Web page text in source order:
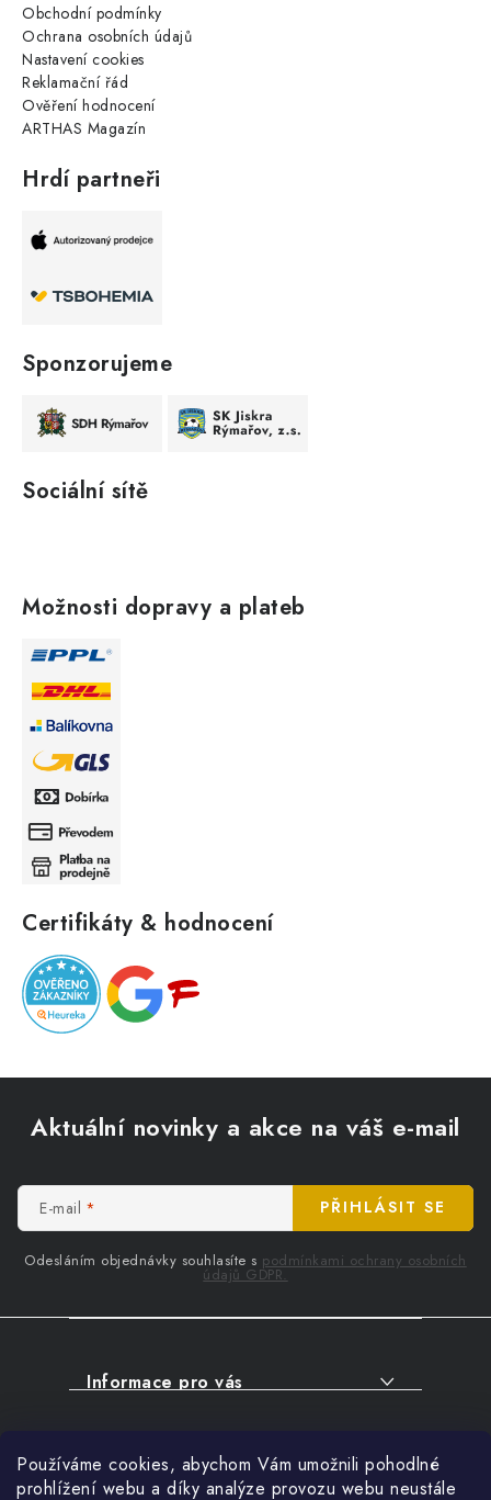
Používáme cookies, abychom Vám umožnili pohodlné
prohlížení webu a díky analýze provozu webu neustále
Obchodní podmínky
Ochrana osobních údajů
Nastavení cookies
Reklamační řád
Ověření hodnocení
ARTHAS Magazín
Hrdí partneři
Sponzorujeme
Sociální sítě
Možnosti dopravy a plateb
Certifikáty & hodnocení
Aktuální novinky a akce na váš e-mail
E-mail
Odesláním objednávky souhlasíte s podmínkami ochrany osobních
údajů GDPR.
PŘIHLÁSIT SE
Informace pro vás
SERVIS
Facebook